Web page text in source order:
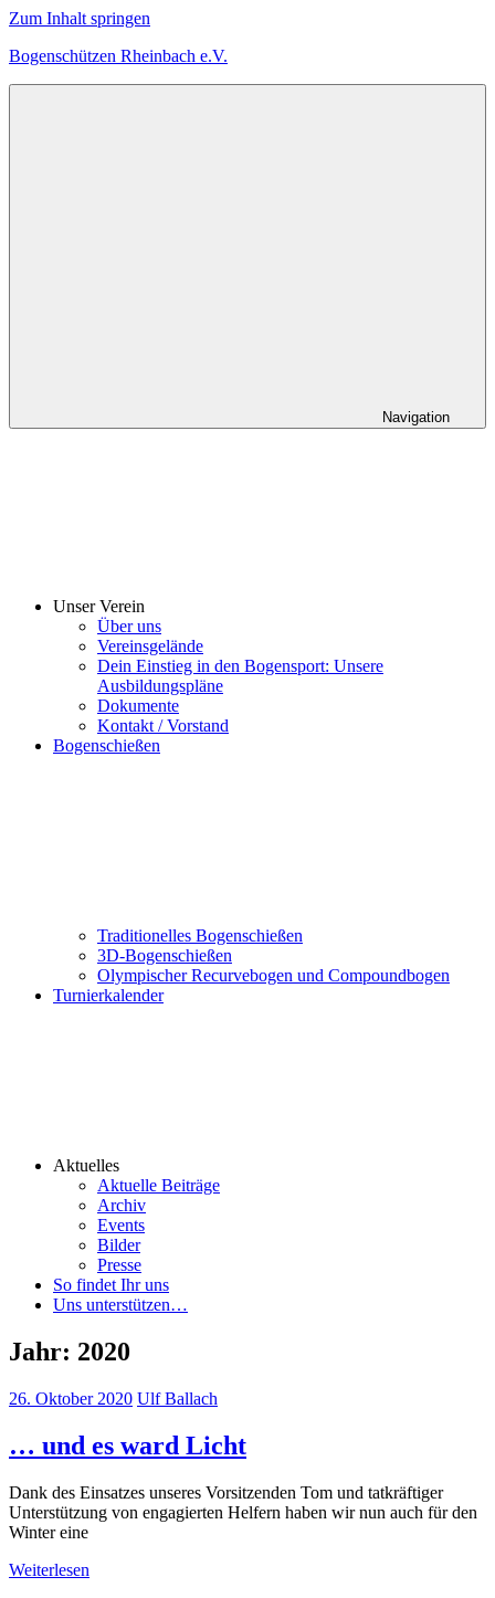
Zum Inhalt springen
Bogenschützen Rheinbach e.V.
Navigation
Unser Verein
Über uns
Vereinsgelände
Dein Einstieg in den Bogensport: Unsere
Ausbildungspläne
Dokumente
Kontakt / Vorstand
Bogenschießen
Traditionelles Bogenschießen
3D-Bogenschießen
Olympischer Recurvebogen und Compoundbogen
Turnierkalender
Aktuelles
Aktuelle Beiträge
Archiv
Events
Bilder
Presse
So findet Ihr uns
Uns unterstützen…
Jahr: 2020
26. Oktober 2020 Ulf Ballach
… und es ward Licht
Dank des Einsatzes unseres Vorsitzenden Tom und tatkräftiger
Unterstützung von engagierten Helfern haben wir nun auch für den
Winter eine
Weiterlesen